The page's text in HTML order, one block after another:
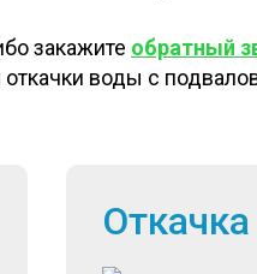
закажите обратный
воды с